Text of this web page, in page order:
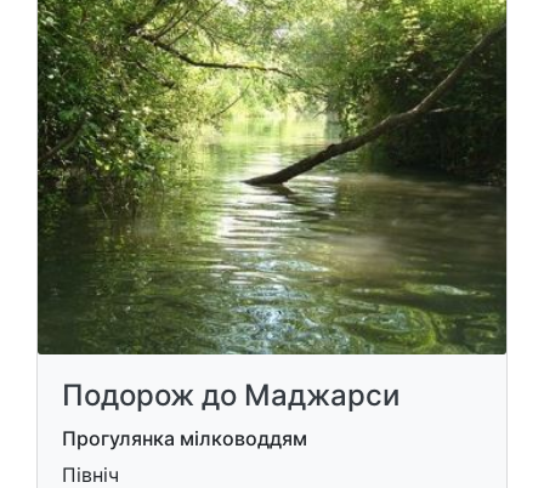
Подорож до Маджарси
Прогулянка мілководдям
Північ